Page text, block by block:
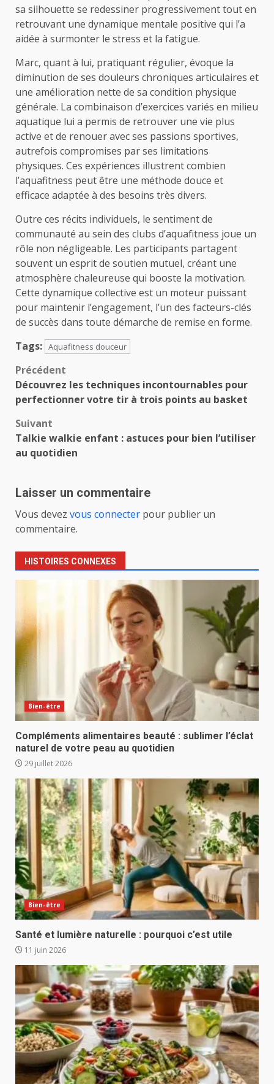
sa silhouette se redessiner progressivement tout en
retrouvant une dynamique mentale positive qui l’a
aidée à surmonter le stress et la fatigue.
Marc, quant à lui, pratiquant régulier, évoque la
diminution de ses douleurs chroniques articulaires et
une amélioration nette de sa condition physique
générale. La combinaison d’exercices variés en milieu
aquatique lui a permis de retrouver une vie plus
active et de renouer avec ses passions sportives,
autrefois compromises par ses limitations
physiques. Ces expériences illustrent combien
l’aquafitness peut être une méthode douce et
efficace adaptée à des besoins très divers.
Outre ces récits individuels, le sentiment de
communauté au sein des clubs d’aquafitness joue un
rôle non négligeable. Les participants partagent
souvent un esprit de soutien mutuel, créant une
atmosphère chaleureuse qui booste la motivation.
Cette dynamique collective est un moteur puissant
pour maintenir l’engagement, l’un des facteurs-clés
de succès dans toute démarche de remise en forme.
Tags: Aquafitness douceur
Navigation
d’article
Précédent
Découvrez les techniques incontournables pour
perfectionner votre tir à trois points au basket
Suivant
Talkie walkie enfant : astuces pour bien l’utiliser
au quotidien
Laisser un commentaire
Vous devez vous connecter pour publier un
commentaire.
HISTOIRES CONNEXES
Bien-être
Compléments alimentaires beauté : sublimer l’éclat
naturel de votre peau au quotidien
29 juillet 2026
Bien-être
Santé et lumière naturelle : pourquoi c’est utile
11 juin 2026